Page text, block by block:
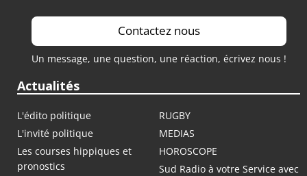
Contactez nous
Un message, une question, une réaction, écrivez nous !
Actualités
L'édito politique
RUGBY
L'invité politique
MEDIAS
Les courses hippiques et
pronostics
HOROSCOPE
Sud Radio à votre Service avec